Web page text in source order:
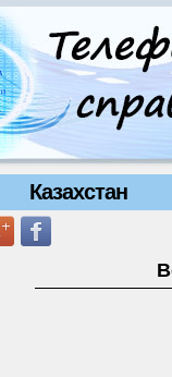
Казахстан